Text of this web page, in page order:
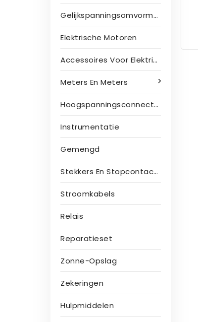
Gelijkspanningsomvormers
Elektrische Motoren
Accessoires Voor Elektrische Motoren
Meters En Meters
Hoogspanningsconnectoren
Instrumentatie
Gemengd
Stekkers En Stopcontacten
Stroomkabels
Relais
Reparatieset
Zonne-Opslag
Zekeringen
Hulpmiddelen